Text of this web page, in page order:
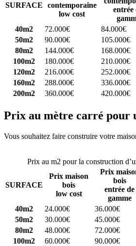
SURFACE
contemporaine
low cost
entrée
40m2
72.000€ 84.000€
50m2
90.000€ 105.000€
80m2
144.000€ 168.000€
100m2
180.000€ 210.000€
120m2
216.000€ 252.000€
160m2
288.000€ 336.000€
200m2
360.000€ 420.000€
Prix au mètre carré pour
Vous souhaitez faire construire votre
Prix au m2 pour la construction
SURFACE
Prix maison
bois
low cost
Prix
bois
entrée de
gamme
40m2
24.000€ 36.000€
50m2
30.000€ 45.000€
80m2
48.000€ 72.000€
100m2
60.000€ 90.000€